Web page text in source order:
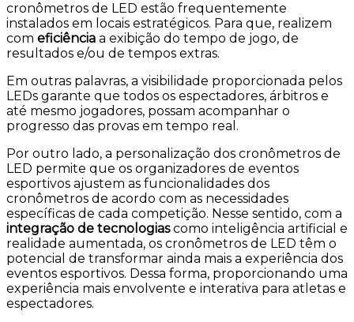
cronômetros de LED estão frequentemente
instalados em locais estratégicos. Para que, realizem
com eficiência a exibição do tempo de jogo, de
resultados e/ou de tempos extras.
Em outras palavras, a visibilidade proporcionada pelos
LEDs garante que todos os espectadores, árbitros e
até mesmo jogadores, possam acompanhar o
progresso das provas em tempo real.
Por outro lado, a personalização dos cronômetros de
LED permite que os organizadores de eventos
esportivos ajustem as funcionalidades dos
cronômetros de acordo com as necessidades
específicas de cada competição. Nesse sentido, com a
integração de tecnologiascomo inteligência artificial e
realidade aumentada, os cronômetros de LED têm o
potencial de transformar ainda mais a experiência dos
eventos esportivos. Dessa forma, proporcionando uma
experiência mais envolvente e interativa para atletas e
espectadores.